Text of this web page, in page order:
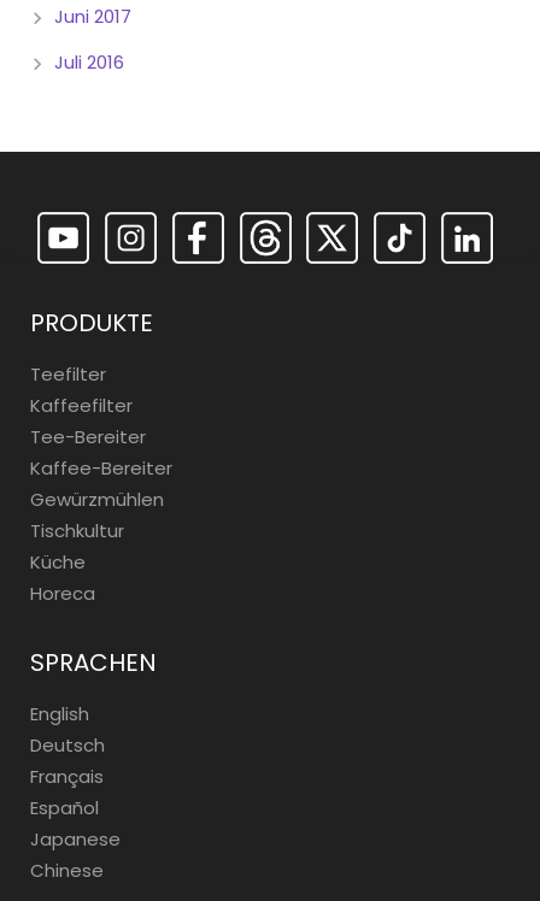
Juni 2017
Juli 2016
PRODUKTE
Teefilter
Kaffeefilter
Tee-Bereiter
Kaffee-Bereiter
Gewürzmühlen
Tischkultur
Küche
Horeca
SPRACHEN
English
Deutsch
Français
Español
Japanese
Chinese